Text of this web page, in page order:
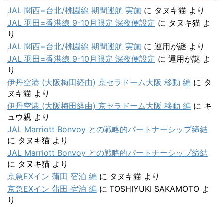
JAL 関西=台北/桃園線 期間運航 実施 に タヌキ猫 より
JAL 羽田=香港線 9-10月限定 深夜便設定 に タヌキ猫 よ
り
JAL 関西=台北/桃園線 期間運航 実施 に 運用が謎 より
JAL 羽田=香港線 9-10月限定 深夜便設定 に 運用が謎 よ
り
伊丹空港 (大阪梅田経由) 京セラドーム大阪 移動 編 に タ
ヌキ猫 より
伊丹空港 (大阪梅田経由) 京セラドーム大阪 移動 編 に キ
ュウ親 より
JAL Marriott Bonvoy との戦略的パートナーシップ締結
に タヌキ猫 より
JAL Marriott Bonvoy との戦略的パートナーシップ締結
に タヌキ猫 より
京急EXイン 蒲田 宿泊 編 に タヌキ猫 より
京急EXイン 蒲田 宿泊 編 に TOSHIYUKI SAKAMOTO よ
り